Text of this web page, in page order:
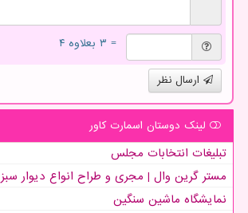
= ۳ بعلاوه ۴
ارسال نظر
لینک دوستان اسمارت كاور
تبلیغات انتخابات مجلس
مستر گرین وال | مجری و طراح انواع دیوار سبز
نمایشگاه ماشین سنگین